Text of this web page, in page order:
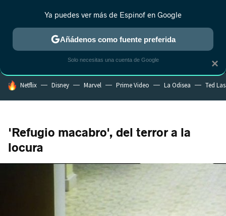
MENÚ NUEVO
ESTRENOS REALITY ANIME RANKINGS CINE
HOY SE HABLA DE
Netflix Disney Marvel Prime Video La Odisea Ted
'Refugio macabro', del terror a la
locura
×
Ya puedes ver más de Espinof en Google
Añádenos como fuente preferida
Solo necesitas una cuenta de Google